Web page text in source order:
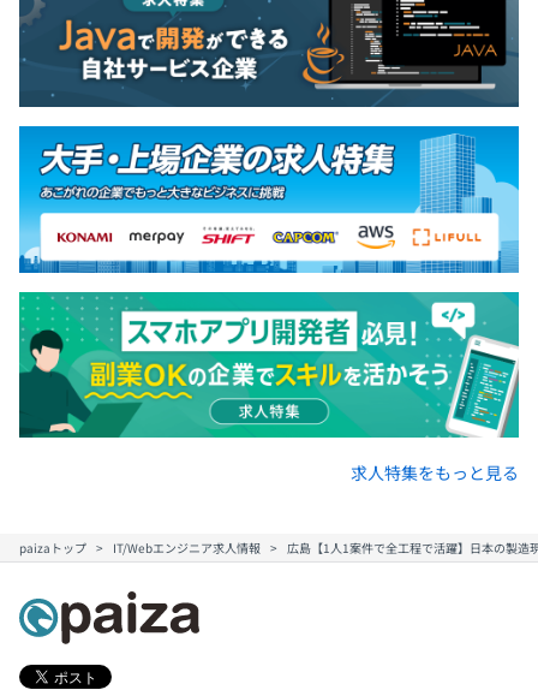
求人特集をもっと見る
paizaトップ IT/Webエンジニア求人情報 広島【1人1案件で全工程で活躍】日本の製